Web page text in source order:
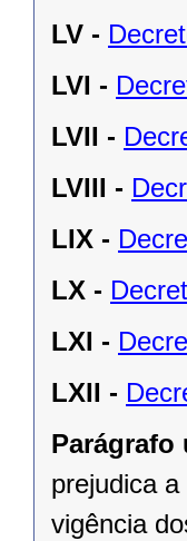
LV -
LVI -
LVII -
LVIII -
LIX -
LX -
LXI -
LXII -
Parágrafo
prejudica
vigência